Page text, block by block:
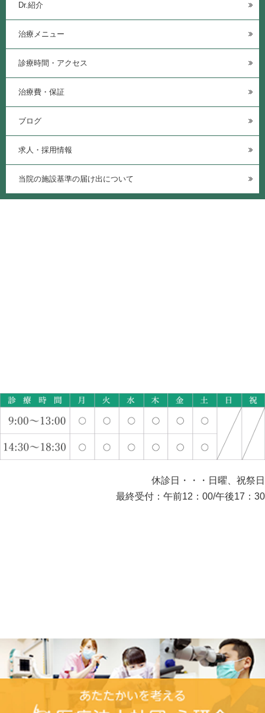
Dr.紹介
治療メニュー
診療時間・アクセス
治療費・保証
ブログ
求人・採用情報
当院の施設基準の届け出について
休診日・・・日曜、祝祭日
最終受付：午前12：00/午後17：30